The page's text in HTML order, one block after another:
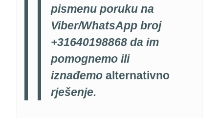
pismenu poruku na
Viber/WhatsApp broj
+31640198868 da im
pomognemo ili
iznađemo alternativno
rješenje.